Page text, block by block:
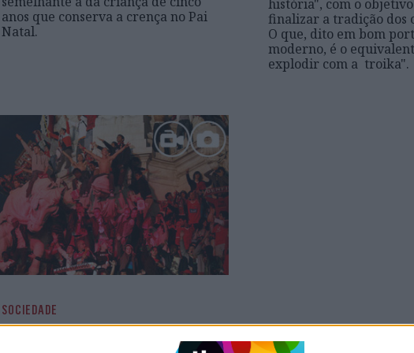
anos que conserva a crença no Pai
Natal.
história", com o
finalizar a tradição dos
O que, dito em bom
moderno, é o
explodir com a troika".
SOCIEDADE
FOTOS e VÍDEO: Milhares